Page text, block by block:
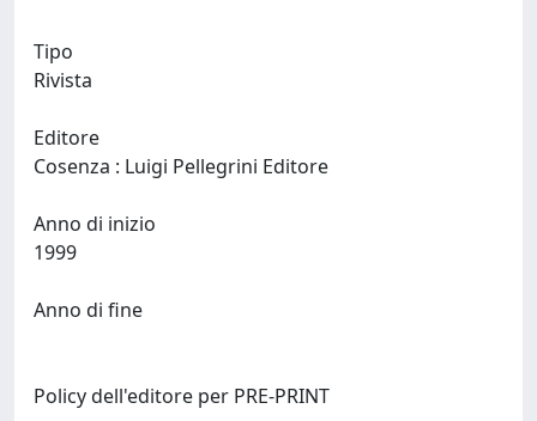
Tipo
Rivista
Editore
Anno di inizio
Anno di fine
Policy dell'editore per PRE-PRINT